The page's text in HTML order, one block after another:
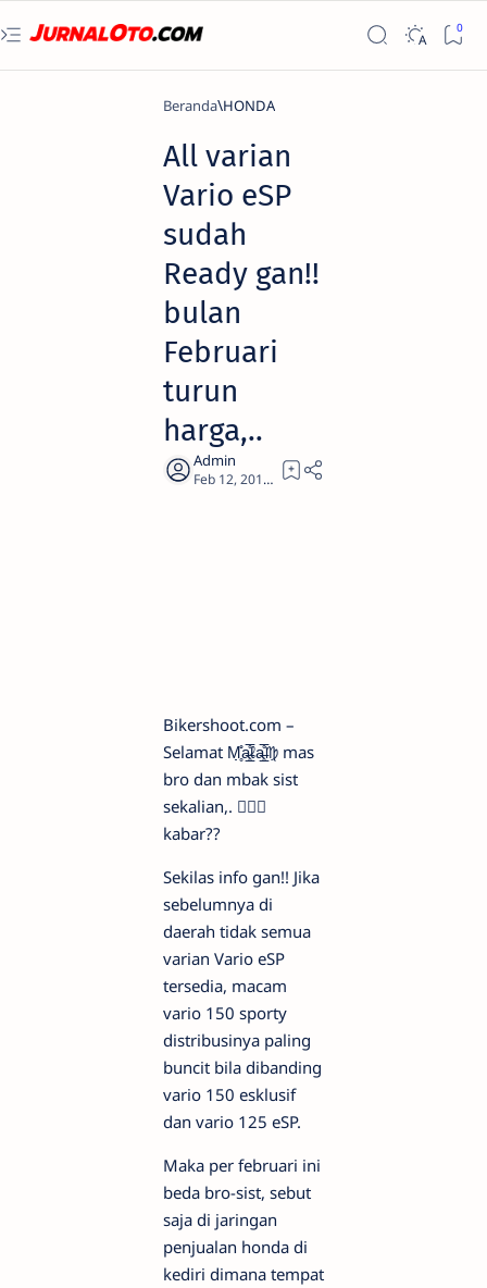
Beranda HONDA
All varian
Vario eSP
sudah
Ready gan!!
bulan
Februari
turun
harga,..
1
Bikershoot.com –
Selamat М̣̣̥̇̊a̶̲̥̅̊ℓa̶̲̥̅̊♍ mas
bro dan mbak sist
sekalian,. 
kabar??
Sekilas info gan!! Jika
sebelumnya di
daerah tidak semua
varian Vario eSP
tersedia, macam
vario 150 sporty
distribusinya paling
buncit bila dibanding
vario 150 esklusif
dan vario 125 eSP.
Maka per februari ini
beda bro-sist, sebut
saja di jaringan
penjualan honda di
kediri dimana tempat